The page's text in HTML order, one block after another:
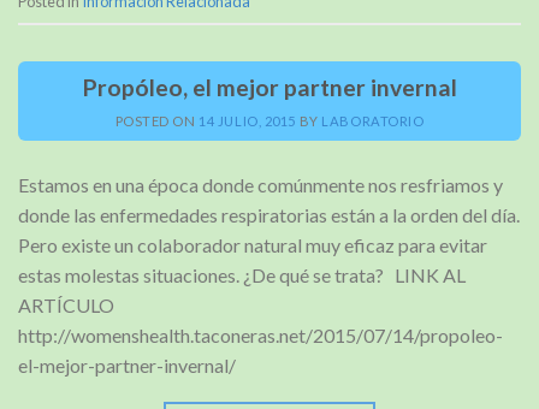
Propóleo, el mejor partner invernal
POSTED ON 14 JULIO, 2015 BY LABORATORIO
Estamos en una época donde comúnmente nos resfriamos y
donde las enfermedades respiratorias están a la orden del día.
Pero existe un colaborador natural muy eficaz para evitar
estas molestas situaciones. ¿De qué se trata? LINK AL
ARTÍCULO
http://womenshealth.taconeras.net/2015/07/14/propoleo-
el-mejor-partner-invernal/